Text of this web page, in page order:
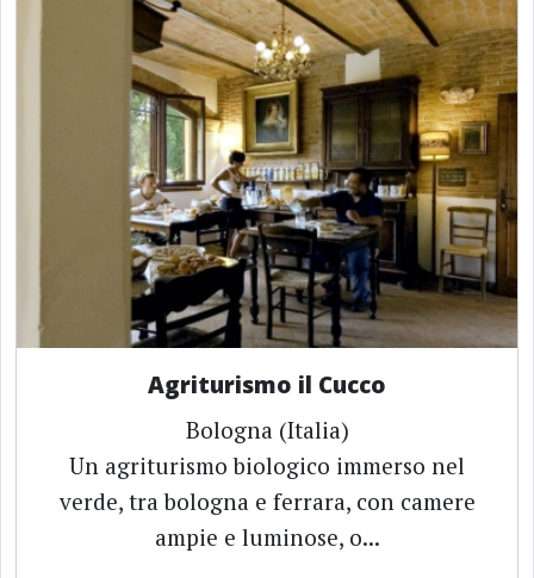
Agriturismo il Cucco
Bologna (Italia)
Un agriturismo biologico immerso nel
verde, tra bologna e ferrara, con camere
ampie e luminose, o...